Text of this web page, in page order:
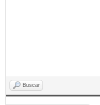
Buscar